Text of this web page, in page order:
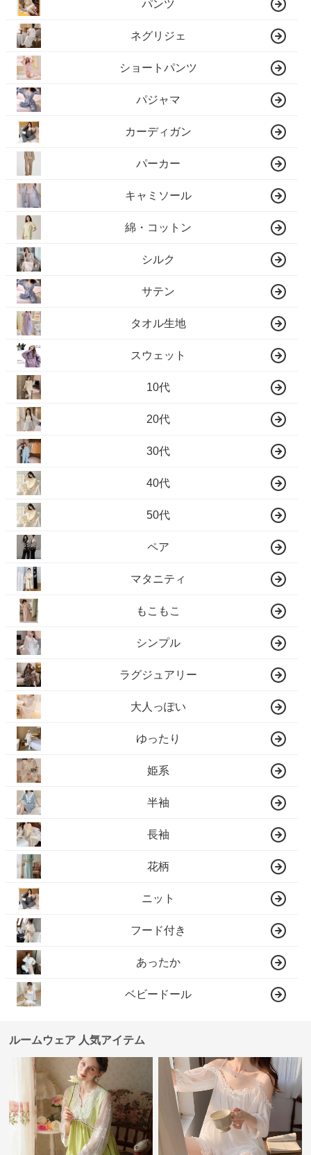
パンツ
ネグリジェ
ショートパンツ
パジャマ
カーディガン
パーカー
キャミソール
綿・コットン
シルク
サテン
タオル生地
スウェット
10代
20代
30代
40代
50代
ペア
マタニティ
もこもこ
シンプル
ラグジュアリー
大人っぽい
ゆったり
姫系
半袖
長袖
花柄
ニット
フード付き
あったか
ベビードール
ルームウェア 人気アイテム